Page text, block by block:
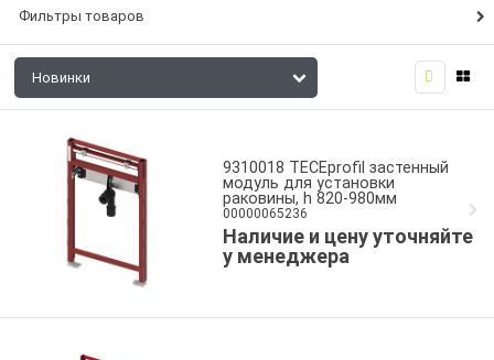
Фильтры товаров
9310018 TECEprofil застенный
модуль для установки
раковины, h 820-980мм
00000065236
Наличие и цену уточняйте
у менеджера